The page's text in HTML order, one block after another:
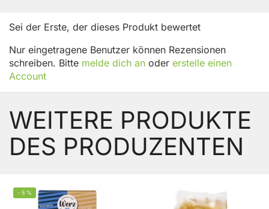
Sei der Erste, der dieses Produkt bewertet
Nur eingetragene Benutzer können Rezensionen
schreiben. Bitte melde dich an oder erstelle einen
Account
WEITERE PRODUKTE
DES PRODUZENTEN
- 5 %